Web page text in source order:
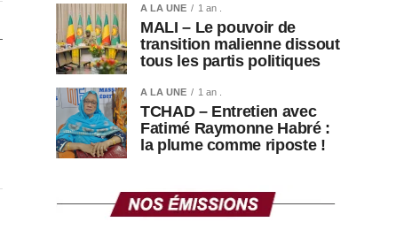
A LA UNE 1 an .
MALI – Le pouvoir de
transition malienne dissout
tous les partis politiques
A LA UNE 1 an .
TCHAD – Entretien avec
Fatimé Raymonne Habré :
la plume comme riposte !